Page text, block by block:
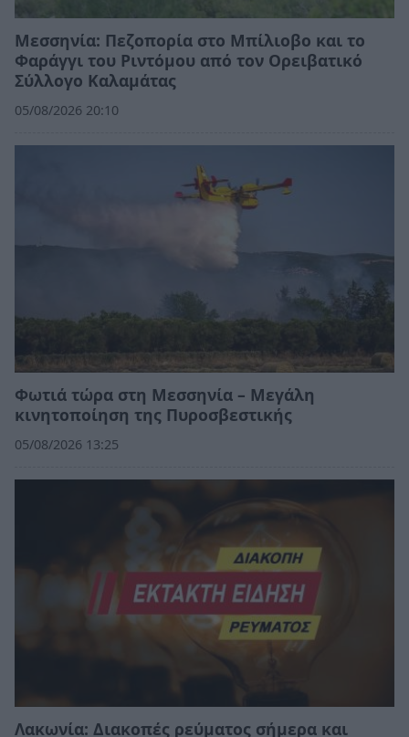
Μεσσηνία: Πεζοπορία στο Μπίλιοβο και το
Φαράγγι του Ριντόμου από τον Ορειβατικό
Σύλλογο Καλαμάτας
05/08/2026 20:10
Φωτιά τώρα στη Μεσσηνία – Μεγάλη
κινητοποίηση της Πυροσβεστικής
05/08/2026 13:25
Λακωνία: Διακοπές ρεύματος σήμερα και